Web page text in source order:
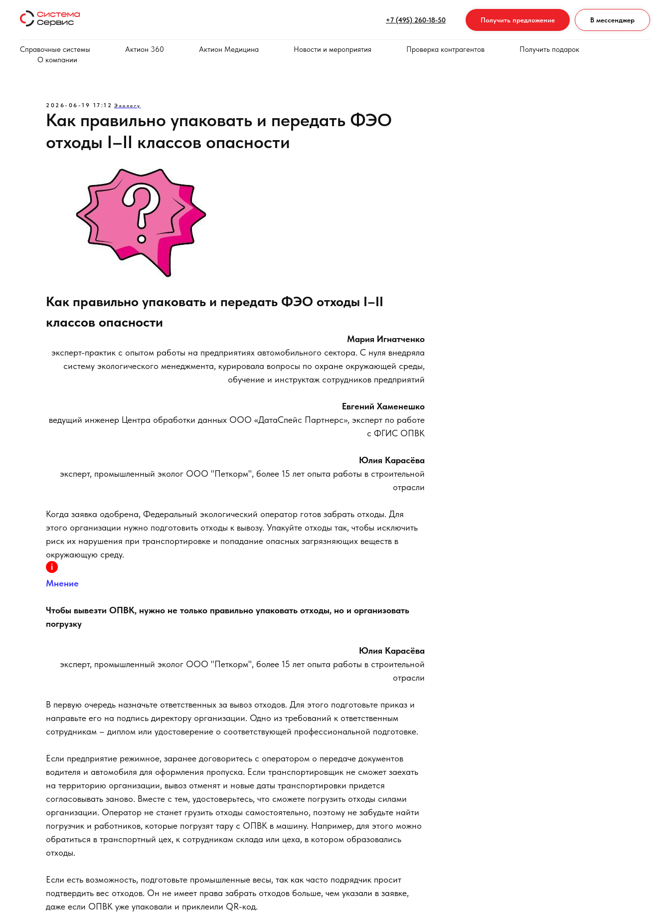
+7 (495) 260-18-50 Получить предложение В мессенджер
Справочные системы Актион 360 Актион Медицина Новости и мероприятия Проверка контрагентов
Получить подарок
О компании
2026-06-19 17:12 Экологу
Как правильно упаковать и передать ФЭО
отходы I–II классов опасности
Как правильно упаковать и передать ФЭО отходы I–II
классов опасности
Мария Игнатченко
эксперт-практик с опытом работы на предприятиях автомобильного сектора. С нуля внедряла
систему экологического менеджмента, курировала вопросы по охране окружающей среды,
обучение и инструктаж сотрудников предприятий
Евгений Хаменешко
ведущий инженер Центра обработки данных ООО «ДатаСпейс Партнерс», эксперт по работе
с ФГИС ОПВК
Юлия Карасёва
эксперт, промышленный эколог ООО "Петкорм", более 15 лет опыта работы в строительной
отрасли
Когда заявка одобрена, Федеральный экологический оператор готов забрать отходы. Для
этого организации нужно подготовить отходы к вывозу. Упакуйте отходы так, чтобы исключить
риск их нарушения при транспортировке и попадание опасных загрязняющих веществ в
окружающую среду.
Мнение
Чтобы вывезти ОПВК, нужно не только правильно упаковать отходы, но и организовать
погрузку
Юлия Карасёва
эксперт, промышленный эколог ООО "Петкорм", более 15 лет опыта работы в строительной
отрасли
В первую очередь назначьте ответственных за вывоз отходов. Для этого подготовьте приказ и
направьте его на подпись директору организации. Одно из требований к ответственным
сотрудникам – диплом или удостоверение о соответствующей профессиональной подготовке.
Если предприятие режимное, заранее договоритесь с оператором о передаче документов
водителя и автомобиля для оформления пропуска. Если транспортировщик не сможет заехать
на территорию организации, вывоз отменят и новые даты транспортировки придется
согласовывать заново. Вместе с тем, удостоверьтесь, что сможете погрузить отходы силами
организации. Оператор не станет грузить отходы самостоятельно, поэтому не забудьте найти
погрузчик и работников, которые погрузят тару с ОПВК в машину. Например, для этого можно
обратиться в транспортный цех, к сотрудникам склада или цеха, в котором образовались
отходы.
Если есть возможность, подготовьте промышленные весы, так как часто подрядчик просит
подтвердить вес отходов. Он не имеет права забрать отходов больше, чем указали в заявке,
даже если ОПВК уже упаковали и приклеили QR-код.